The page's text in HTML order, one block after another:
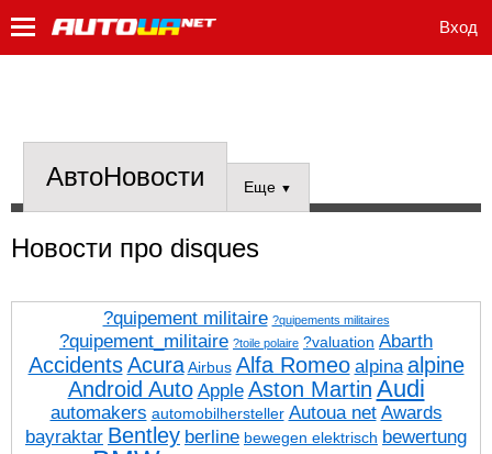
Вход
АвтоНовости Еще ▼
Новости про disques
?quipement militaire ?quipements militaires
?quipement_militaire ?toile polaire ?valuation Abarth
Accidents Acura Airbus Alfa Romeo alpina alpine
Android Auto Apple Aston Martin Audi
automakers automobilhersteller Autoua net Awards
bayraktar Bentley berline bewegen elektrisch bewertung